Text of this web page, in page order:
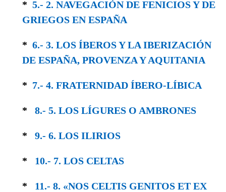
* 5.- 2. NAVEGACIÓN DE FENICIOS Y DE
GRIEGOS EN ESPAÑA
* 6.- 3. LOS ÍBEROS Y LA IBERIZACIÓN
DE ESPAÑA, PROVENZA Y AQUITANIA
* 7.- 4. FRATERNIDAD ÍBERO-LÍBICA
* 8.- 5. LOS LÍGURES O AMBRONES
* 9.- 6. LOS ILIRIOS
* 10.- 7. LOS CELTAS
* 11.- 8. «NOS CELTIS GENITOS ET EX